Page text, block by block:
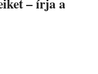
– írja a